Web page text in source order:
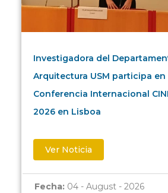
Investigadora del
Arquitectura USM participa en
Conferencia Internacional
2026 en Lisboa
Ver Noticia
Fecha: 04 - August - 2026